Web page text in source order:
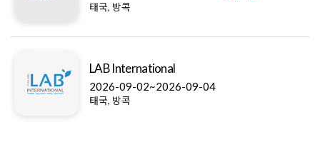
태국, 방콕
LAB International
2026-09-02~2026-09-04
태국, 방콕